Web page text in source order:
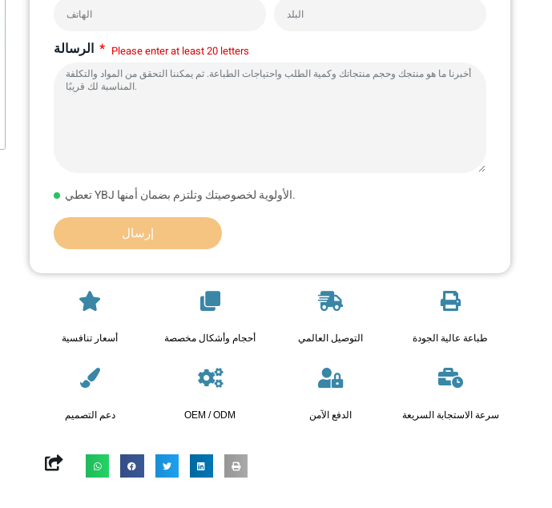
Please enter at least 20 letters
تعطي YBJ الأولوية لخصوصيتك وتلتزم بضمان أمنها.
إرسال
أسعار تنافسية أحجام وأشكال مخصصة التوصيل العالمي طباعة عالية الجودة
دعم التصميم OEM / ODM الدفع الآمن سرعة الاستجابة السريعة